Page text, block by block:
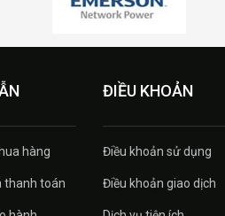
hàng
thanh toán
ĐIỀU KHOẢN
Điều khoản sử dụng
Điều khoản giao dịch